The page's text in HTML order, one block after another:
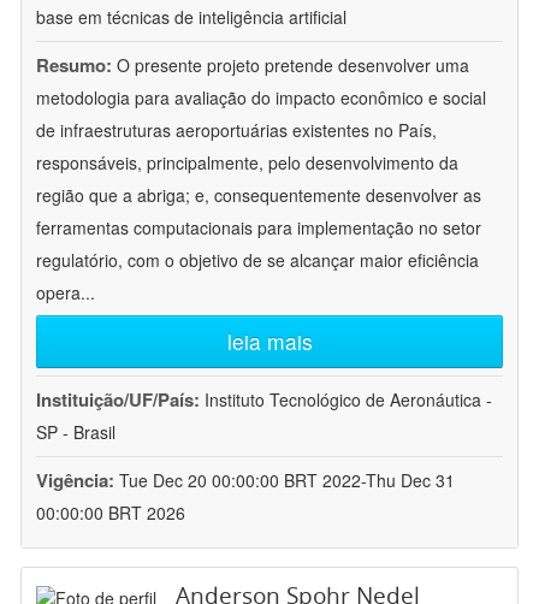
base em técnicas de inteligência artificial
Resumo: O presente projeto pretende desenvolver uma
metodologia para avaliação do impacto econômico e social
de infraestruturas aeroportuárias existentes no País,
responsáveis, principalmente, pelo desenvolvimento da
região que a abriga; e, consequentemente desenvolver as
ferramentas computacionais para implementação no setor
regulatório, com o objetivo de se alcançar maior eficiência
opera...
leia mais
Instituição/UF/País: Instituto Tecnológico de Aeronáutica -
SP - Brasil
Vigência: Tue Dec 20 00:00:00 BRT 2022-Thu Dec 31
00:00:00 BRT 2026
Anderson Spohr Nedel